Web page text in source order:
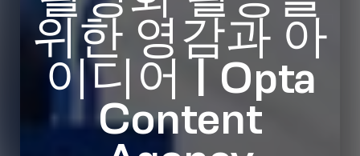
위한 영감과 아
이디어 | Opta
Content